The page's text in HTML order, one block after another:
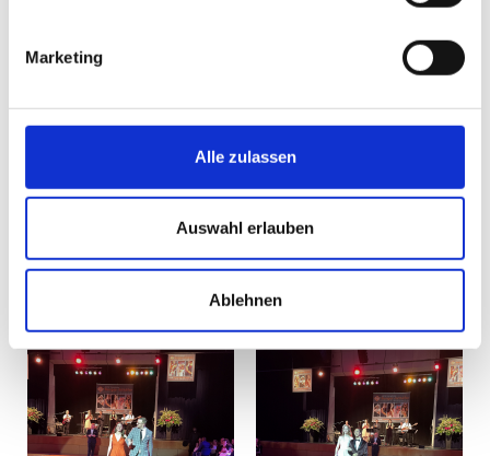
Marketing
Alle zulassen
Auswahl erlauben
Ablehnen